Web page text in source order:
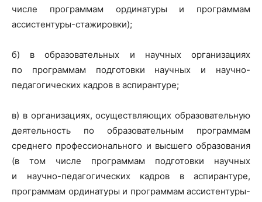
числе программам ординатуры и программам
ассистентуры-стажировки);
б) в образовательных и научных организациях
по программам подготовки научных и научно-
педагогических кадров в аспирантуре;
в) в организациях, осуществляющих образовательную
деятельность по образовательным программам
среднего профессионального и высшего образования
(в том числе программам подготовки научных
и научно-педагогических кадров в аспирантуре,
программам ординатуры и программам ассистентуры-